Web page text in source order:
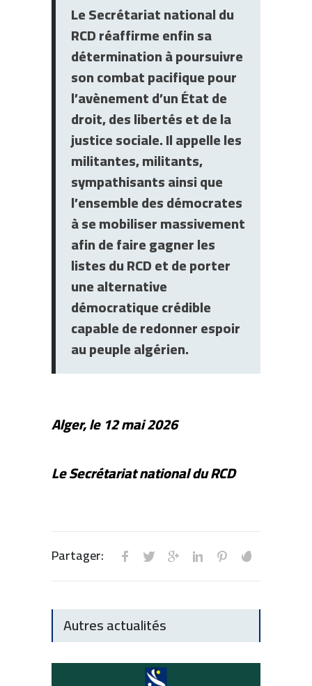
Le Secrétariat national du
RCD réaffirme enfin sa
détermination à poursuivre
son combat pacifique pour
l’avènement d’un État de
droit, des libertés et de la
justice sociale. Il appelle les
militantes, militants,
sympathisants ainsi que
l’ensemble des démocrates
à se mobiliser massivement
afin de faire gagner les
listes du RCD et de porter
une alternative
démocratique crédible
capable de redonner espoir
au peuple algérien.
Alger, le 12 mai 2026
Le Secrétariat national du RCD
Partager:
Autres actualités